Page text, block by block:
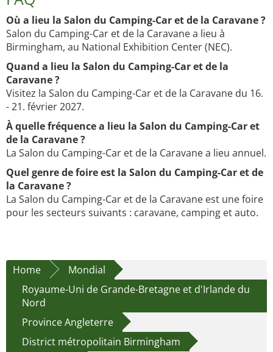
Où a lieu la Salon du Camping-Car et de la Caravane ?
Salon du Camping-Car et de la Caravane a lieu à
Birmingham, au National Exhibition Center (NEC).
Quand a lieu la Salon du Camping-Car et de la
Caravane ?
Visitez la Salon du Camping-Car et de la Caravane du 16.
- 21. février 2027.
À quelle fréquence a lieu la Salon du Camping-Car et
de la Caravane ?
La Salon du Camping-Car et de la Caravane a lieu annuel.
Quel genre de foire est la Salon du Camping-Car et de
la Caravane ?
La Salon du Camping-Car et de la Caravane est une foire
pour les secteurs suivants : caravane, camping et auto.
Home
Mondial
Royaume-Uni de Grande-Bretagne et d'Irlande du
Nord
Province Angleterre
District métropolitain Birmingham